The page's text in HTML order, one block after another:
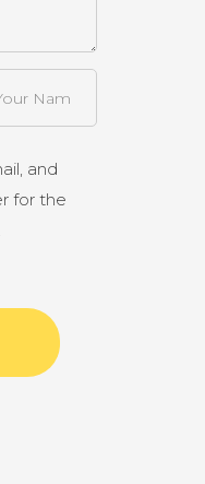
and
for the